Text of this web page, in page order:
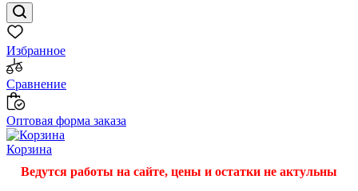
Избранное
Сравнение
Оптовая форма заказа
Корзина
Ведутся работы на сайте, цены и остатки не актульны